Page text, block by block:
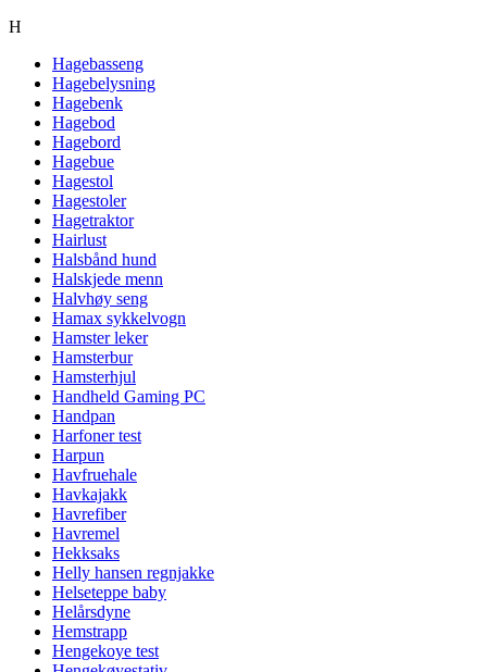
H
Hagebasseng
Hagebelysning
Hagebenk
Hagebod
Hagebord
Hagebue
Hagestol
Hagestoler
Hagetraktor
Hairlust
Halsbånd hund
Halskjede menn
Halvhøy seng
Hamax sykkelvogn
Hamster leker
Hamsterbur
Hamsterhjul
Handheld Gaming PC
Handpan
Harfoner test
Harpun
Havfruehale
Havkajakk
Havrefiber
Havremel
Hekksaks
Helly hansen regnjakke
Helseteppe baby
Helårsdyne
Hemstrapp
Hengekoye test